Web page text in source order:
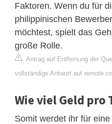
Faktoren. Wenn du für
philippinischen
möchtest, spielt das
große Rolle.
Antrag auf Entfernung der
vollständige Antwort auf
Wie viel Geld pro
Somit werdet ihr für